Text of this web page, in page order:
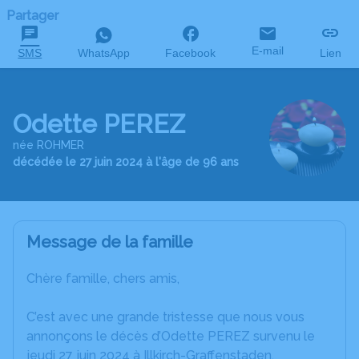
Partager
SMS WhatsApp Facebook E-mail Lien
Odette PEREZ
née ROHMER
décédée le 27 juin 2024 à l'âge de 96 ans
Message de la famille
Chère famille, chers amis,
C’est avec une grande tristesse que nous vous
annonçons le décès d’Odette PEREZ survenu le
jeudi 27 juin 2024 à Illkirch-Graffenstaden.